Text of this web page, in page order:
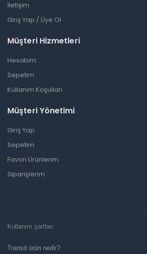
İletişim
Giriş Yap / Üye Ol
Müşteri Hizmetleri
Hesabım
Sepetim
Kullanım Koşulları
Müşteri Yönetimi
Giriş Yap
Sepetim
Favori Ürünlerim
Siparişlerim
Kullanım şartları
Transit ürün nedir?